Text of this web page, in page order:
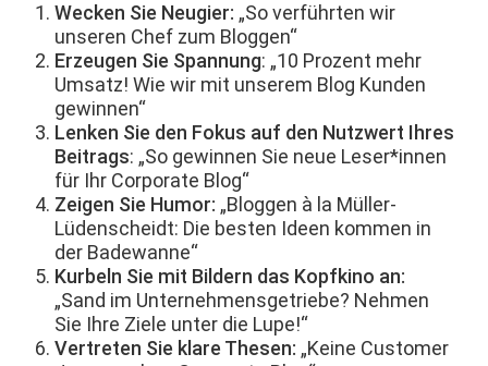
Weck­en Sie Neugi­er: „So ver­führten wir
unseren Chef zum Bloggen“
Erzeu­gen Sie Span­nung: „10 Prozent mehr
Umsatz! Wie wir mit unserem Blog Kun­den
gewinnen“
Lenken Sie den Fokus auf den Nutzw­ert Ihres
Beitrags: „So gewin­nen Sie neue Leser*innen
für Ihr Cor­po­rate Blog“
Zeigen Sie Humor: „Bloggen à la Müller-
Lüden­schei­dt: Die besten Ideen kom­men in
der Badewanne“
Kurbeln Sie mit Bildern das Kopfki­no an:
„Sand im Unternehmensgetriebe? Nehmen
Sie Ihre Ziele unter die Lupe!“
Vertreten Sie klare The­sen: „Keine Cus­tomer